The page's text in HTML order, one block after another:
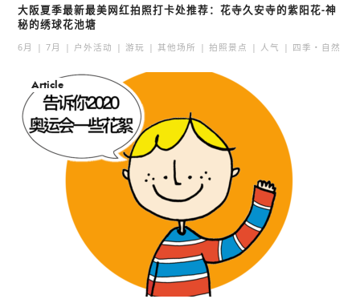
大阪夏季最新最美网红拍照打卡处推荐：花寺久安寺的紫阳花-神
秘的绣球花池塘
6月 7月 户外活动 游玩 其他场所 拍照景点 人气 四季・自然
Article